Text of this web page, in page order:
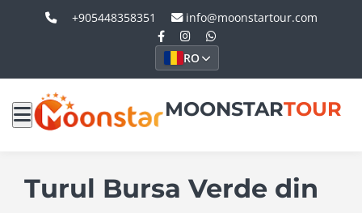
+905448358351 info@moonstartour.com
RO
MOONSTARTOUR
Turul Bursa Verde din